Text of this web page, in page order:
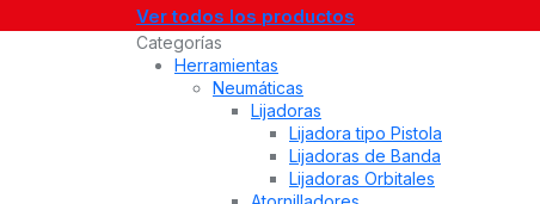
Ver todos los productos
Categorías
Herramientas
Neumáticas
Lijadoras
Lijadora tipo Pistola
Lijadoras de Banda
Lijadoras Orbitales